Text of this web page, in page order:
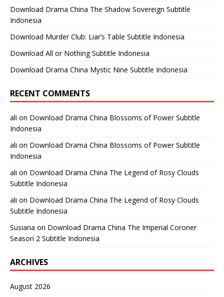
Download Drama China The Shadow Sovereign Subtitle
Indonesia
Download Murder Club: Liar’s Table Subtitle Indonesia
Download All or Nothing Subtitle Indonesia
Download Drama China Mystic Nine Subtitle Indonesia
RECENT COMMENTS
ali on Download Drama China Blossoms of Power Subtitle
Indonesia
ali on Download Drama China Blossoms of Power Subtitle
Indonesia
ali on Download Drama China The Legend of Rosy Clouds
Subtitle Indonesia
ali on Download Drama China The Legend of Rosy Clouds
Subtitle Indonesia
Susiana on Download Drama China The Imperial Coroner
Season 2 Subtitle Indonesia
ARCHIVES
August 2026